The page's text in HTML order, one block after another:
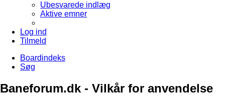
Ubesvarede indlæg
Aktive emner
Log ind
Tilmeld
Boardindeks
Søg
Baneforum.dk - Vilkår for anvendelse